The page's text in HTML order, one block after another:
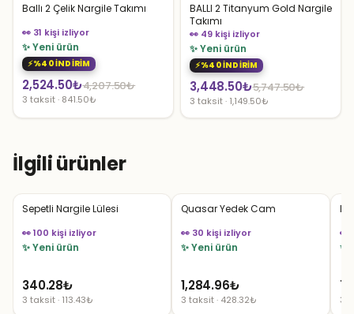
Ballı 2 Çelik Nargile Takımı
👀 31 kişi izliyor
✨ Yeni ürün
%40 İNDİRİM
4,207.50₺
Orijinal
fiyat:
2,524.50₺
Şu
andaki
3 taksit · 841.50₺
BALLI 2 Titanyum Gold Nargile
Takımı
👀 49 kişi izliyor
✨ Yeni ürün
%40 İNDİRİM
5,747.50₺
Orijinal
fiyat:
3,448.50₺
Şu
andaki
3 taksit · 1,149.50₺
İlgili ürünler
Sepetli Nargile Lülesi
👀 100 kişi izliyor
✨ Yeni ürün
340.28₺
3 taksit · 113.43₺
Quasar Yedek Cam
👀 30 kişi izliyor
✨ Yeni ürün
1,284.96₺
3 taksit · 428.32₺
👀
✨
3